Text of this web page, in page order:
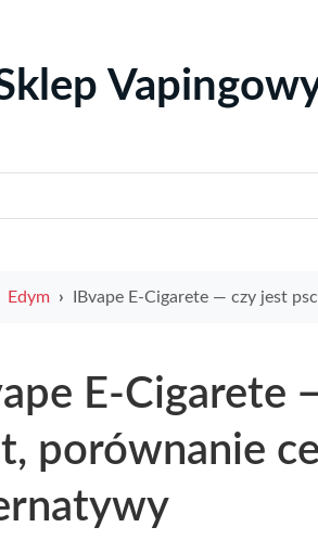
Edym IBvape E-Cigarete — czy jest psc za 10 zł? Test, porównanie cen i
E-Cigarete
porównanie